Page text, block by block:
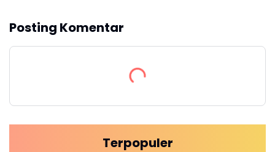
Posting Komentar
Terpopuler